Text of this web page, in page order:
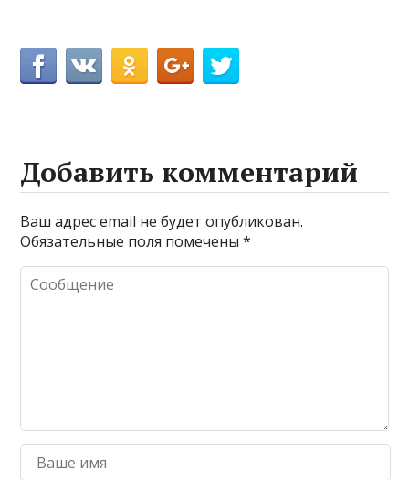
Добавить комментарий
Ваш адрес email не будет опубликован.
Обязательные поля помечены*